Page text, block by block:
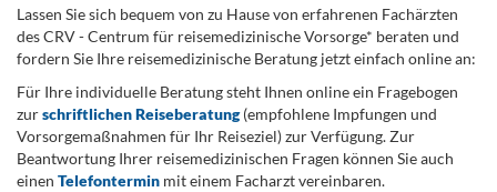
Lassen Sie sich bequem von zu Hause von erfahrenen Fachärzten
des CRV - Centrum für reisemedizinische Vorsorge* beraten und
fordern Sie Ihre reisemedizinische Beratung jetzt einfach online an:
Für Ihre individuelle Beratung steht Ihnen online ein Fragebogen
zurschriftlichen Reiseberatung(empfohlene Impfungen und
Vorsorgemaßnahmen für Ihr Reiseziel) zur Verfügung. Zur
Beantwortung Ihrer reisemedizinischen Fragen können Sie auch
einen Telefontermin mit einem Facharzt vereinbaren.